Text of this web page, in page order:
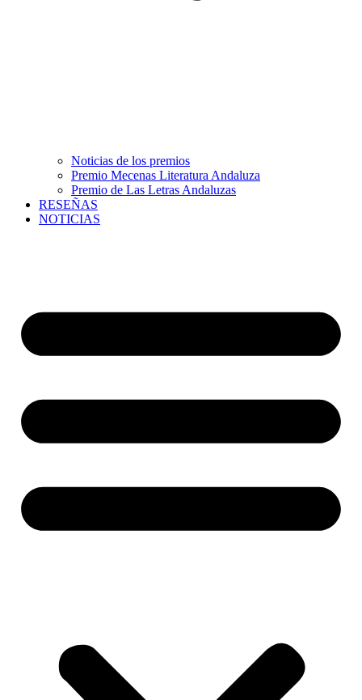
Noticias de los premios
Premio Mecenas Literatura Andaluza
Premio de Las Letras Andaluzas
RESEÑAS
NOTICIAS